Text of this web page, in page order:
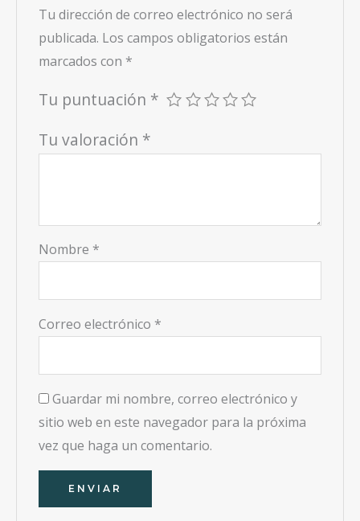
Tu dirección de correo electrónico no será
publicada. Los campos obligatorios están
marcados con *
Tu puntuación *
Tu valoración *
Nombre *
Correo electrónico *
Guardar mi nombre, correo electrónico y
sitio web en este navegador para la próxima
vez que haga un comentario.